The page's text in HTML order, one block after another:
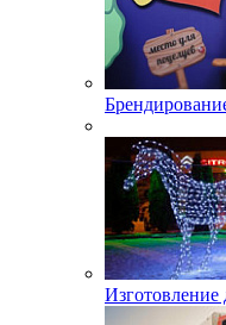
Изготовление